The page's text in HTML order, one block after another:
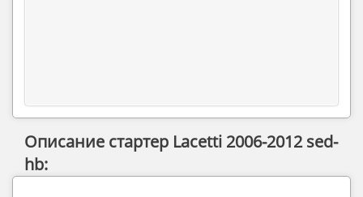
Описание стартер Lacetti 2006-2012 sed-
hb: